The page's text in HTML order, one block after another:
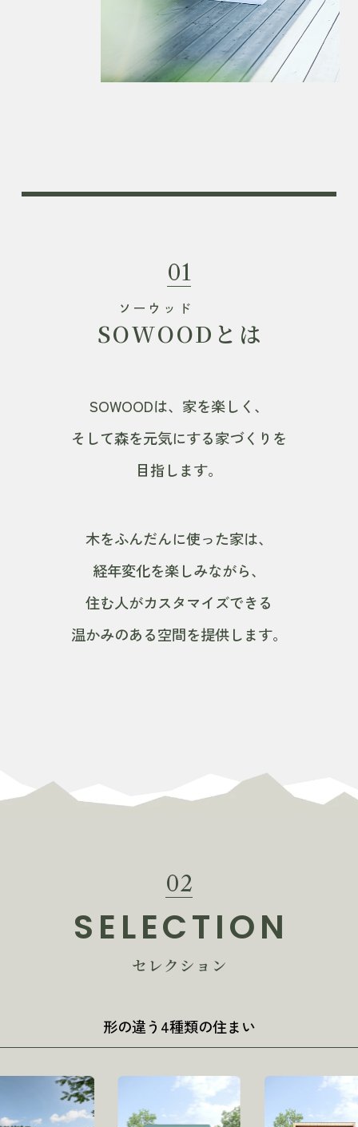
01
SOWOOD
ソーウッド
とは
SOWOODは、家を楽しく、
そして森を元気にする家づくりを
目指します。
木をふんだんに使った家は、
経年変化を楽しみながら、
住む人がカスタマイズできる
温かみのある空間を提供します。
02
SELECTION
セレクション
形の違う4種類の住まい